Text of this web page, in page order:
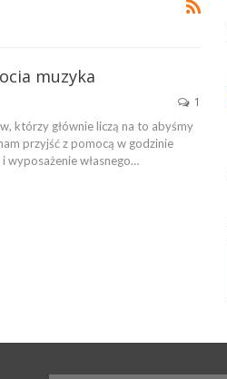
muzyka
1
którzy głównie liczą na to abyśmy
przyjść z pomocą w godzinie
wyposażenie własnego…